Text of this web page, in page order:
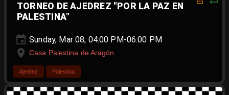
TORNEO DE AJEDREZ "POR LA PAZ EN
PALESTINA"
Sunday, Mar 08, 04:00 PM-06:00 PM
Casa Palestina de Aragón
Ajedrez Palestina